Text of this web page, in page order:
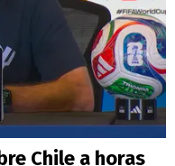
Chile a horas